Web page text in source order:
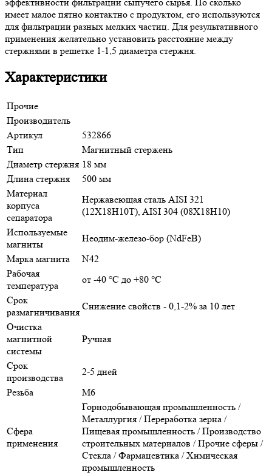
имеет малое пятно контактно с продуктом, его используются
для фильтрации разных мелких частиц. Для результативного
применения желательно установить расстояние между
стержнями в решетке 1-1,5 диаметра стержня.
Характеристики
Прочие
Производитель
Артикул
532866
Тип
Магнитный стержень
Диаметр стержня 18 мм
Длина стержня
500 мм
Материал
корпуса
сепаратора
Нержавеющая сталь AISI 321
(12Х18Н10Т), AISI 304 (08Х18Н10)
Используемые
магниты
Неодим-железо-бор (NdFeB)
Марка магнита
N42
Рабочая
температура
от -40 °С до +80 °С
Срок
размагничивания
Снижение свойств - 0,1-2% за 10 лет
Очистка
магнитной
системы
Ручная
Срок
производства
2-5 дней
Резьба
М6
Сфера
применения
Горнодобывающая промышленность /
Металлургия / Переработка зерна /
Пищевая промышленность / Производство
строительных материалов / Прочие сферы /
Стекла / Фармацевтика / Химическая
промышленность